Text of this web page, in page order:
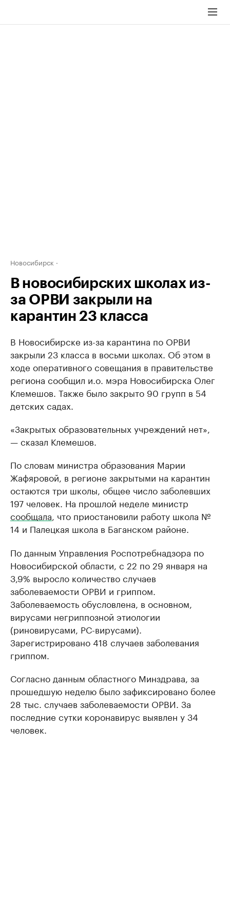
Новосибирск
В новосибирских школах из-
за ОРВИ закрыли на
карантин 23 класса
В Новосибирске из-за карантина по ОРВИ
закрыли 23 класса в восьми школах. Об этом в
ходе оперативного совещания в правительстве
региона сообщил и.о. мэра Новосибирска Олег
Клемешов. Также было закрыто 90 групп в 54
детских садах.
«Закрытых образовательных учреждений нет»,
— сказал Клемешов.
По словам министра образования Марии
Жафяровой, в регионе закрытыми на карантин
остаются три школы, общее число заболевших
197 человек. На прошлой неделе министр
сообщала , что приостановили работу школа №
14 и Палецкая школа в Баганском районе.
По данным Управления Роспотребнадзора по
Новосибирской области, с 22 по 29 января на
3,9% выросло количество случаев
заболеваемости ОРВИ и гриппом.
Заболеваемость обусловлена, в основном,
вирусами негриппозной этиологии
(риновирусами, РС-вирусами).
Зарегистрировано 418 случаев заболевания
гриппом.
Согласно данным областного Минздрава, за
прошедшую неделю было зафиксировано более
28 тыс. случаев заболеваемости ОРВИ. За
последние сутки коронавирус выявлен у 34
человек.